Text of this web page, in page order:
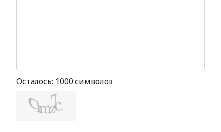
Осталось: 1000 символов